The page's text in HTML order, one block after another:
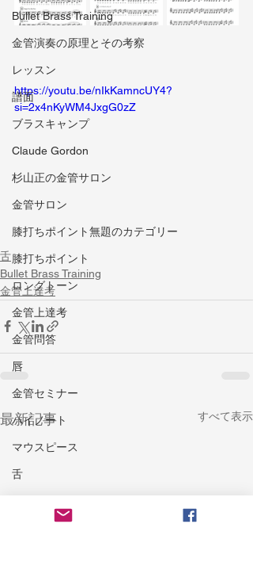
Bullet Brass Training
金管演奏の原理とその考察
レッスン
譜面
ブラスキャンプ
Claude Gordon
杉山正の金管サロン
金管サロン
膝打ちポイント無題のカテゴリー
膝打ちポイント
ロングトーン
金管上達考
金管問答
唇
金管セミナー
ハイノート
マウスピース
舌
https://youtu.be/nIkKamncUY4?
si=2x4nKyWM4JxgG0zZ
舌
Bullet Brass Training
金管上達考
最新記事 すべて表示